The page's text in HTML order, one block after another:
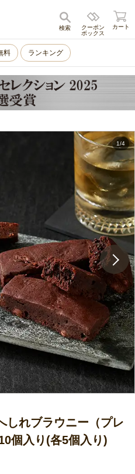
キャンセル
クーポン
ボックス
検索 カート
料 ランキング
1/4
しれブラウニー（プレ
個入り(各5個入り)